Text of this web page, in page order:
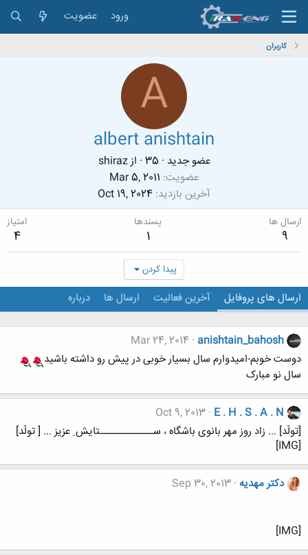
ورود عضویت
کاربران
A
albert anishtain
عضو جدید ·
35
· ازshiraz
عضویت Mar 5, 2011
آخرین بازدید Oct 19, 2024
ارسال ها
9
پسندها
1
امتیاز
4
پیدا کردن
ارسال های پروفایل آخرین فعالیت ارسال ها درباره
anishtain_bahosh
Mar 24, 2014
دوست خوبم-امیدوارم سال بسیار خوبی در پیش رو داشته باشید
سال نو مبارک
E . H . S . A . N
Oct 9, 2013
[تولّد] ... زاد روز مهر بانوی باشگاه ، ســـــــــــــتایش ِ عزیز ... [ تولّد]
[IMG]
دکتر مهدیه Sep 30, 2013
[IMG]